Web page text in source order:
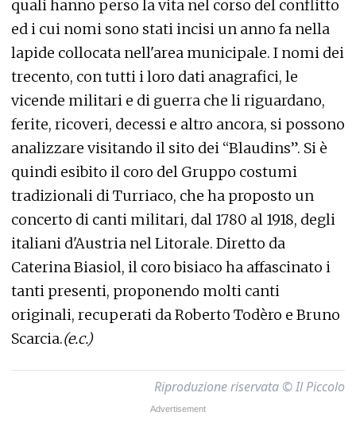
quali hanno perso la vita nel corso del conflitto
ed i cui nomi sono stati incisi un anno fa nella
lapide collocata nell'area municipale. I nomi dei
trecento, con tutti i loro dati anagrafici, le
vicende militari e di guerra che li riguardano,
ferite, ricoveri, decessi e altro ancora, si possono
analizzare visitando il sito dei “Blaudins”. Si è
quindi esibito il coro del Gruppo costumi
tradizionali di Turriaco, che ha proposto un
concerto di canti militari, dal 1780 al 1918, degli
italiani d'Austria nel Litorale. Diretto da
Caterina Biasiol, il coro bisiaco ha affascinato i
tanti presenti, proponendo molti canti
originali, recuperati da Roberto Todèro e Bruno
Scarcia.(e.c.)
Riproduzione riservata © Il Piccolo